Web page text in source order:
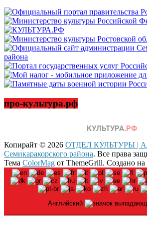
про-культура.рф
Копирайт © 2026 ОТДЕЛ КУЛЬТУРЫ |
Семикаракорского района. Все права
Тема ColorMag от ThemeGrill. Создано на
Английский